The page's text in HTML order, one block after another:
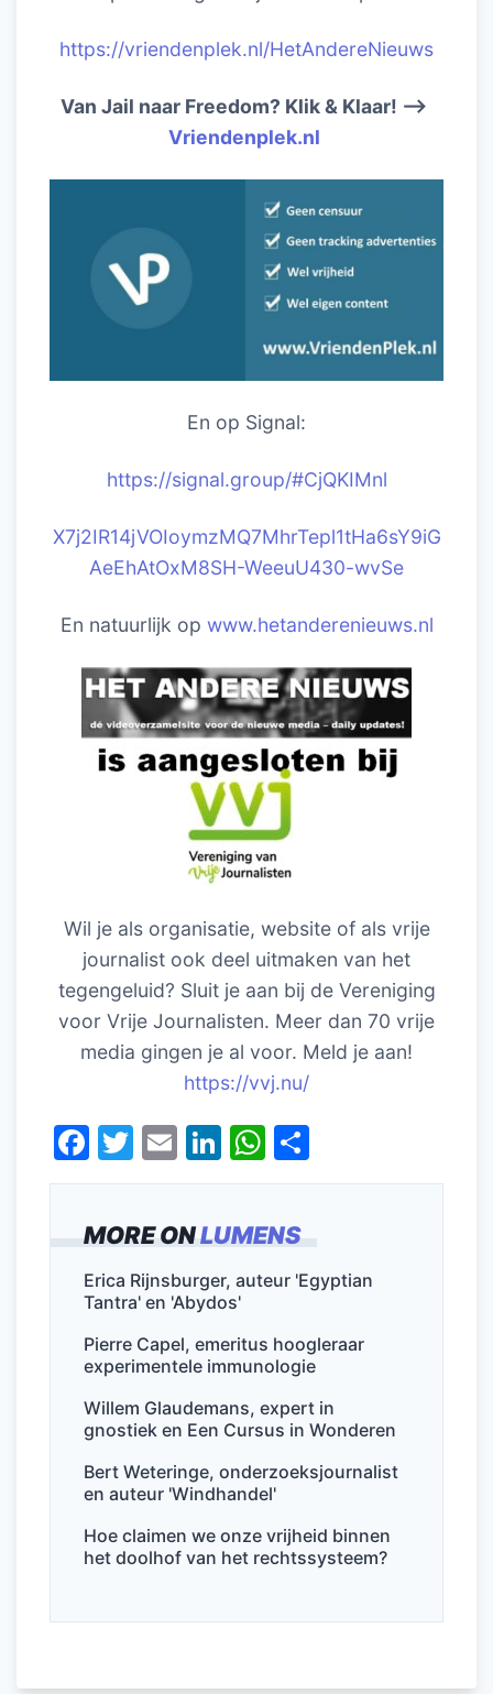
MORE ONLUMENS
Erica Rijnsburger, auteur 'Egyptian
Tantra' en 'Abydos'
Pierre Capel, emeritus hoogleraar
experimentele immunologie
Willem Glaudemans, expert in
gnostiek en Een Cursus in Wonderen
Bert Weteringe, onderzoeksjournalist
en auteur 'Windhandel'
Hoe claimen we onze vrijheid binnen
het doolhof van het rechtssysteem?
https://vriendenplek.nl/HetAndereNieuws
Van Jail naar Freedom? Klik & Klaar! –>
Vriendenplek.nl
En op Signal:
https://signal.group/#CjQKIMnl
X7j2IR14jVOIoymzMQ7MhrTepl1tHa6sY9iG
AeEhAtOxM8SH-WeeuU430-wvSe
En natuurlijk op www.hetanderenieuws.nl
Wil je als organisatie, website of als vrije
journalist ook deel uitmaken van het
tegengeluid? Sluit je aan bij de Vereniging
voor Vrije Journalisten. Meer dan 70 vrije
media gingen je al voor. Meld je aan!
https://vvj.nu/
F
a
e
b
o
o
k
T
w
er
E
m
l
Li
n
e
dI
n
W
h
s
A
p
el